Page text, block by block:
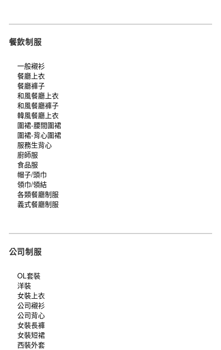
餐飲制服
一般襯衫
餐廳上衣
餐廳褲子
和風餐廳上衣
和風餐廳褲子
韓風餐廳上衣
圍裙-腰間圍裙
圍裙-背心圍裙
服務生背心
廚師服
食品服
帽子/頭巾
領巾/領結
各類餐廳制服
義式餐廳制服
公司制服
OL套裝
洋裝
女裝上衣
公司襯衫
公司背心
女裝長褲
女裝短裙
西裝外套